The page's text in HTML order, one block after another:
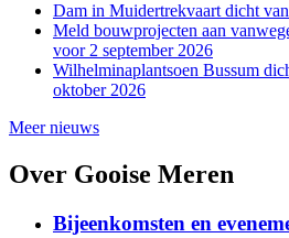
Dam in Muidertrekvaart dicht
Meld bouwprojecten aan
voor 2 september 2026
Wilhelminaplantsoen Bussum
oktober 2026
Meer nieuws
Over Gooise Meren
Bijeenkomsten en